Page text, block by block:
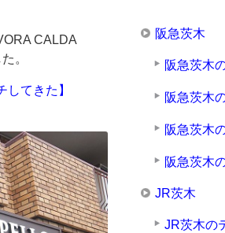
CALDA
。
てきた】
阪急茨木
阪急茨木
阪急茨木
阪急茨木
阪急茨木
JR茨木
JR茨木の